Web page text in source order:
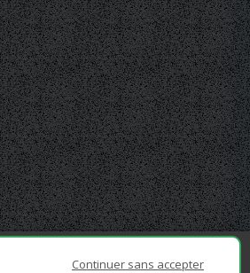
Continuer sans accepter